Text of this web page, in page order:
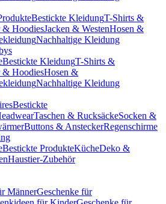
Bestickte KleidungT-Shirts &
& HoodiesJacken & WestenHosen &
Nachhaltige Kleidung
Bestickte KleidungT-Shirts &
& HoodiesHosen &
Nachhaltige Kleidung
Bestickte
Taschen & RucksäckeSocken &
Buttons & AnsteckerRegenschirme
Bestickte ProdukteKücheDeko &
Haustier-Zubehör
MännerGeschenke für